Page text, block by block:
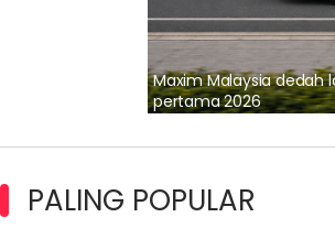
Maxim Malaysia dedah
pertama 2026
PALING POPULAR